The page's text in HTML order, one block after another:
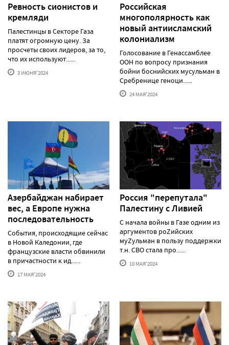
Ревность сионистов и
кремляди
Палестинцы в Секторе Газа
платят огромную цену. За
просчеты своих лидеров, за то,
что их используют......
3 ИЮНЯ'2024
Российская
многополярность как
новый антиисламский
колониализм
Голосование в Генассамблее
ООН по вопросу признания
бойни боснийских мусульман в
Сребренице геноци......
24 МАЯ'2024
Азербайджан набирает
вес, а Европе нужна
последовательность
События, происходящие сейчас
в Новой Каледонии, где
французские власти обвинили
в причастности к ид......
17 МАЯ'2024
Россия "перепутала"
Палестину с Ливией
С начала войны в Газе одним из
аргументов роZийских
муZульман в пользу поддержки
т.н. СВО стала про......
10 МАЯ'2024